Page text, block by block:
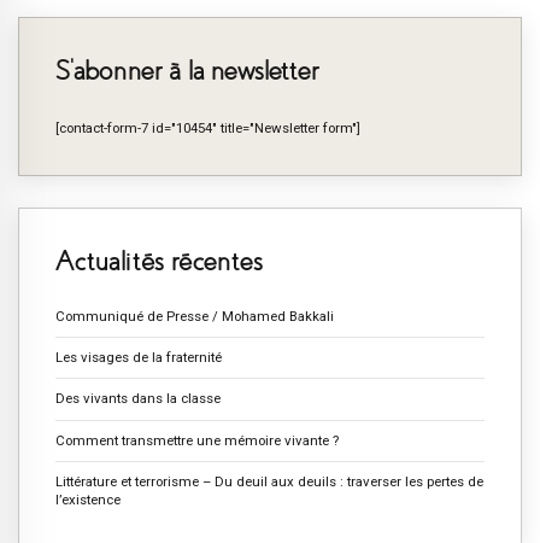
S’abonner à la newsletter
[contact-form-7 id="10454" title="Newsletter form"]
Actualités récentes
Communiqué de Presse / Mohamed Bakkali
Les visages de la fraternité
Des vivants dans la classe
Comment transmettre une mémoire vivante ?
Littérature et terrorisme – Du deuil aux deuils : traverser les pertes de
l’existence